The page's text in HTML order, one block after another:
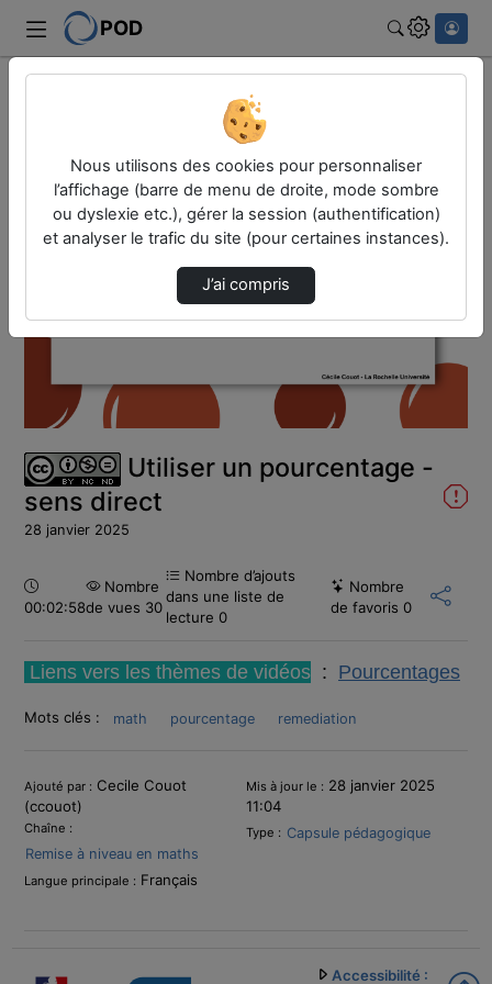
POD
Utiliser un pourcentage - sens direct
Lire
la
vidéo
Utiliser un pourcentage -
sens direct
28 janvier 2025
Durée :
00:02:58
Nombre
de vues 30
Nombre d’ajouts
dans une liste de
lecture 0
Nombre
de favoris 0
Liens vers les thèmes de vidéos : Pourcentages
Mots clés : math pourcentage remediation
Informations
Ajouté par : Cecile Couot
(ccouot)
Mis à jour le : 28 janvier 2025
11:04
Chaîne :
Remise à niveau en maths
Type : Capsule pédagogique
Langue principale : Français
Accessibilité :
Nous utilisons des cookies pour personnaliser
l’affichage (barre de menu de droite, mode sombre
ou dyslexie etc.), gérer la session (authentification)
et analyser le trafic du site (pour certaines instances).
J’ai compris